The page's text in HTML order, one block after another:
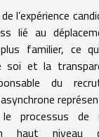
l’expérience
lié au
familier, ce
soi et la
du
le processus
haut niveau